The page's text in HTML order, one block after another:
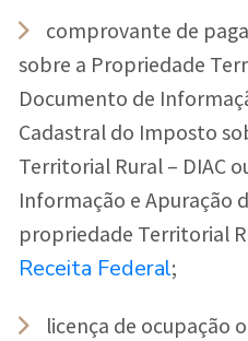
comprovante de
sobre a Propriedade
Documento de
Cadastral do Imposto
Territorial Rural – DIAC
Informação e Apuração
propriedade Territorial
Receita Federal;
licença de ocupação